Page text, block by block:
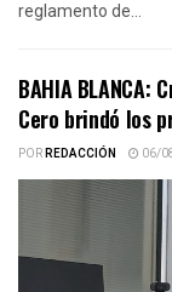
reglamento de...
BAHIA BLANCA:
Cero brindó los
PORREDACCIÓN 06/